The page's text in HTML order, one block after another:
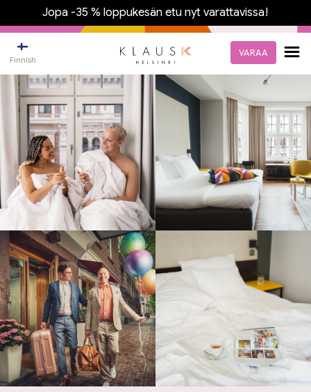
Jopa -35 % loppukesän etu nyt varattavissa!
Finnish
VARAA